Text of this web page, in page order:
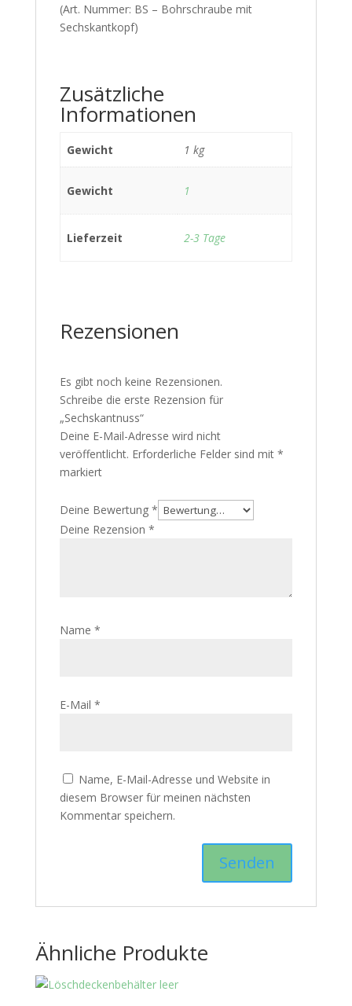
(Art. Nummer: BS – Bohrschraube mit
Sechskantkopf)
Zusätzliche
Informationen
Gewicht 1 kg
Gewicht 1
Lieferzeit 2-3 Tage
Rezensionen
Es gibt noch keine Rezensionen.
Schreibe die erste Rezension für
„Sechskantnuss“
Deine E-Mail-Adresse wird nicht
veröffentlicht. Erforderliche Felder sind mit *
markiert
Deine Bewertung *
Deine Rezension *
Name *
E-Mail *
Name, E-Mail-Adresse und Website in
diesem Browser für meinen nächsten
Kommentar speichern.
Ähnliche Produkte